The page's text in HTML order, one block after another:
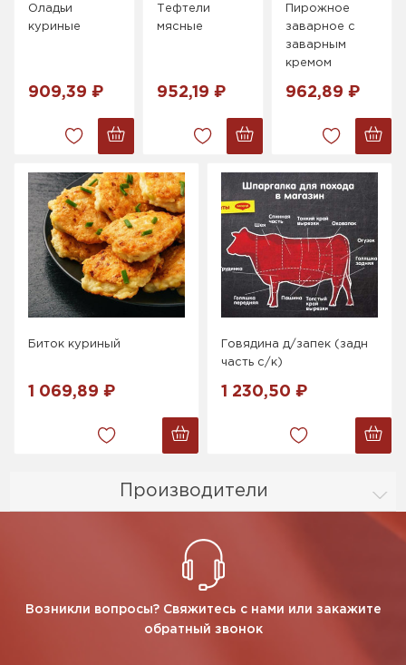
Производители
Оладьи
куриные
909,39 ₽
Тефтели
мясные
952,19 ₽
Пирожное
заварное с
заварным
кремом
962,89 ₽
Биток куриный
1 069,89 ₽
Говядина д/запек (задн
часть с/к)
1 230,50 ₽
Возникли вопросы? Свяжитесь с нами или закажите
обратный звонок